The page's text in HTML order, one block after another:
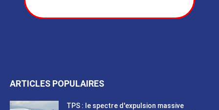
ARTICLES POPULAIRES
TPS : le spectre d'expulsion massive